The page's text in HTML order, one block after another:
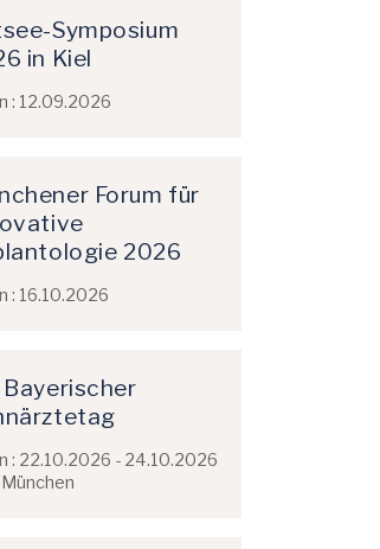
Symposium
in Kiel
: 12.09.2026
Forum für
2026
: 16.10.2026
Bayerischer
: 22.10.2026 - 24.10.2026